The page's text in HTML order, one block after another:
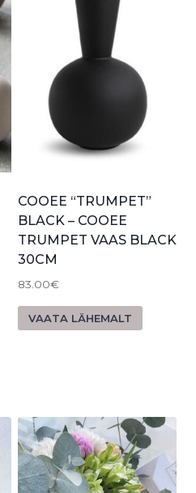
COOEE “TRUMPET”
BLACK – COOEE
TRUMPET VAAS BLACK
30CM
83.00€
VAATA LÄHEMALT